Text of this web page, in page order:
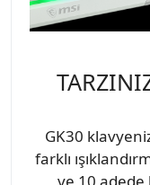
GK30
farklı